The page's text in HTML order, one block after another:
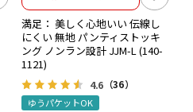
満足： 美しく心地いい 伝線し
にくい 無地 パンティストッキ
ング ノンラン設計 JJM-L (140-
1121)
4.6 （36）
ゆうパケットOK